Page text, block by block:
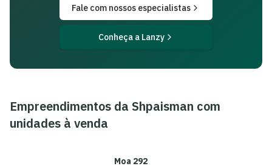
Fale com nossos especialistas
Conheça a Lanzy
Empreendimentos da Shpaisman com
unidades à venda
Moa 292